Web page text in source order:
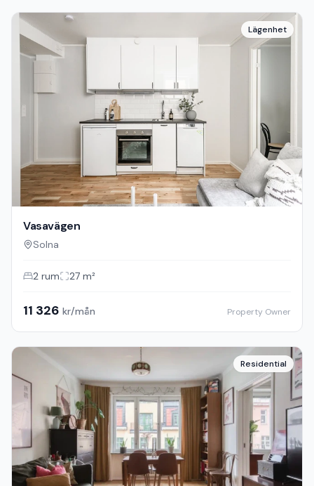
Lägenhet
Vasavägen
Solna
2 rum 27 m²
11 326 kr/mån Property Owner
Residential